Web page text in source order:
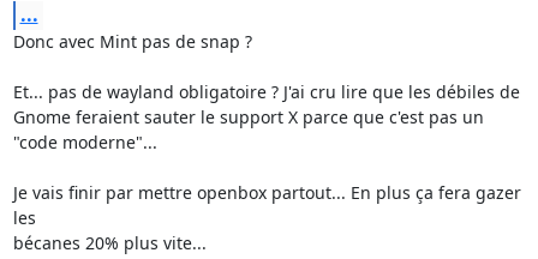
...
Donc avec Mint pas de snap ?
Et... pas de wayland obligatoire ? J'ai cru lire que les débiles de
Gnome feraient sauter le support X parce que c'est pas un
"code moderne"...
Je vais finir par mettre openbox partout... En plus ça fera gazer
les
bécanes 20% plus vite...